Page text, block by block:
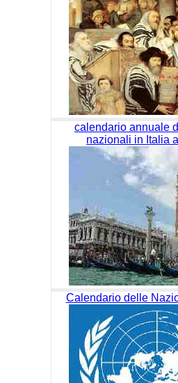
calendario annuale
nazionali in Italia
Calendario delle